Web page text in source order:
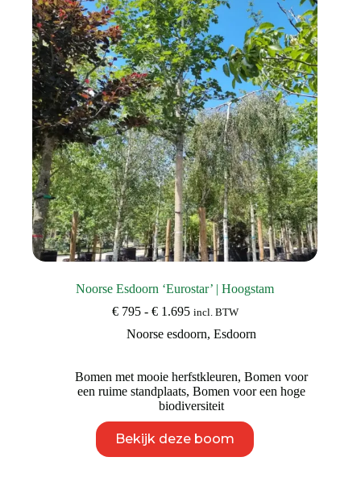
Noorse Esdoorn ‘Eurostar’ | Hoogstam
€795 - €1.695Prijsklasse:
tot
incl. BTW
Noorse esdoorn, Esdoorn
Bomen met mooie herfstkleuren, Bomen voor
een ruime standplaats, Bomen voor een hoge
biodiversiteit
Bekijk deze boom
product
heeft